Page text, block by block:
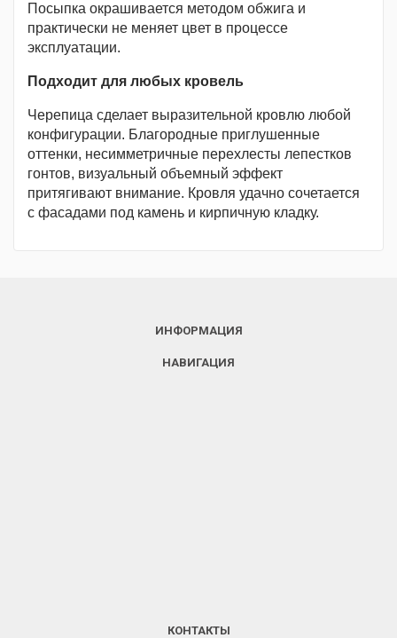
Посыпка окрашивается методом обжига и
практически не меняет цвет в процессе
эксплуатации.
Подходит для любых кровель
Черепица сделает выразительной кровлю любой
конфигурации. Благородные приглушенные
оттенки, несимметричные перехлесты лепестков
гонтов, визуальный объемный эффект
притягивают внимание. Кровля удачно сочетается
с фасадами под камень и кирпичную кладку.
ИНФОРМАЦИЯ
НАВИГАЦИЯ
КОНТАКТЫ